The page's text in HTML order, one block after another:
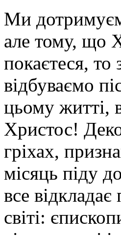
Ми
але тому, що
покаєтеся, то
відбуваємо
цьому житті,
Христос!
гріхах,
місяць піду
все
світі: